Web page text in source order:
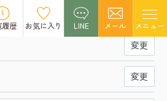
履歴 お気に入り LINE メール メニュー
坂駅の売買・投資用物件一覧
変更
変更